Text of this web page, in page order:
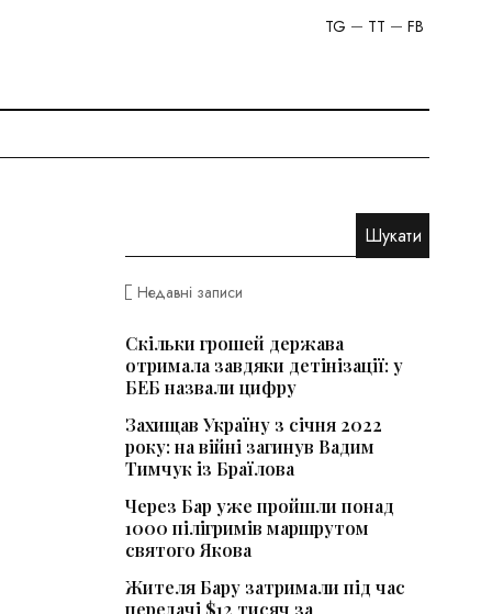
FB
TT
TG
Недавні записи
Скільки грошей держава
отримала завдяки детінізації: у
БЕБ назвали цифру
Захищав Україну з січня 2022
року: на війні загинув Вадим
Тимчук із Браїлова
Через Бар уже пройшли понад
1000 пілігримів маршрутом
святого Якова
Жителя Бару затримали під час